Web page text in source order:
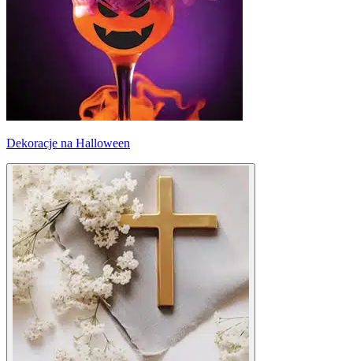
Dekoracje na Halloween